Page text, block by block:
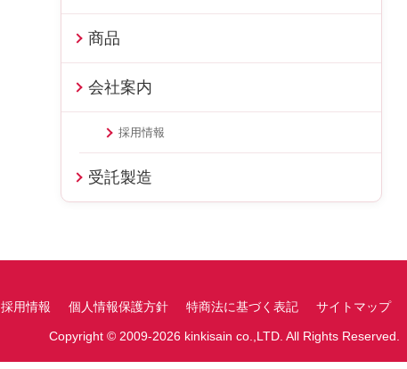
商品
会社案内
採用情報
受託製造
採用情報 個人情報保護方針 特商法に基づく表記 サイトマップ
Copyright © 2009-2026 kinkisain co.,LTD. All Rights Reserved.